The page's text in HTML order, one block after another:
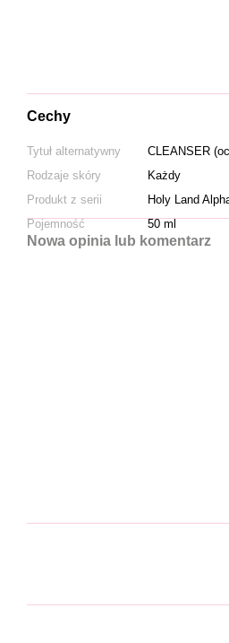
Cechy
Tytuł alternatywny
CLEANSER
Rodzaje skóry
Każdy
Produkt z serii
Holy Land
Pojemność
50 ml
Nowa opinia lub komentarz